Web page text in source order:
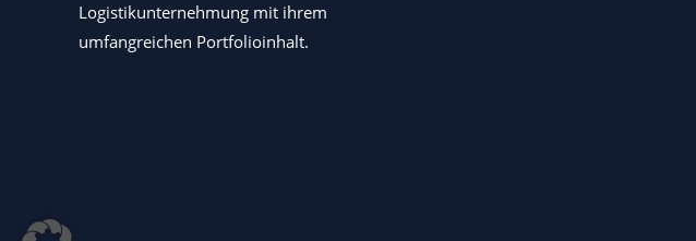
Logistikunternehmung mit ihrem
umfangreichen Portfolioinhalt.